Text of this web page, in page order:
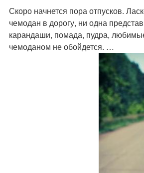
Скоро начнется пора отпусков.
чемодан в дорогу, ни одна
карандаши, помада, пудра,
чемоданом не обойдется. …